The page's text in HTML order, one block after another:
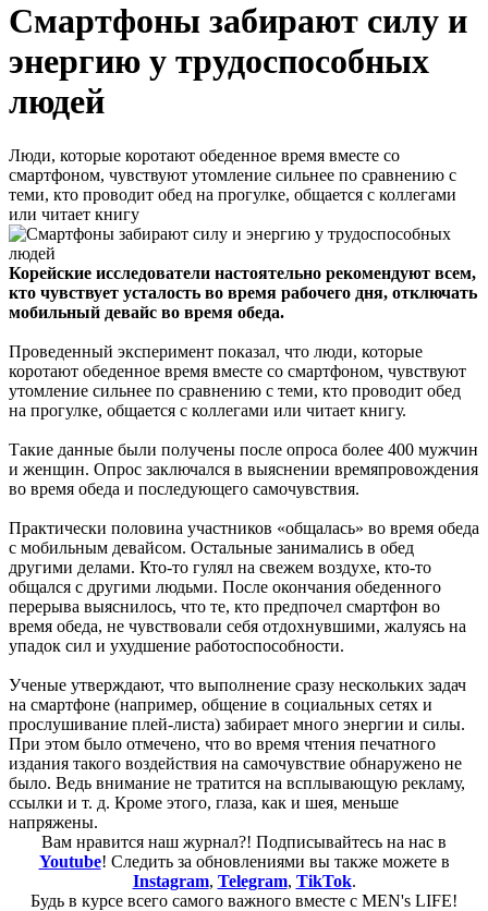
Смартфоны забирают силу и
энергию у трудоспособных
людей
Люди, которые коротают обеденное время вместе со
смартфоном, чувствуют утомление сильнее по сравнению с
теми, кто проводит обед на прогулке, общается с коллегами
или читает книгу
Корейские исследователи настоятельно рекомендуют всем,
кто чувствует усталость во время рабочего дня, отключать
мобильный девайс во время обеда.
Проведенный эксперимент показал, что люди, которые
коротают обеденное время вместе со смартфоном, чувствуют
утомление сильнее по сравнению с теми, кто проводит обед
на прогулке, общается с коллегами или читает книгу.
Такие данные были получены после опроса более 400 мужчин
и женщин. Опрос заключался в выяснении времяпровождения
во время обеда и последующего самочувствия.
Практически половина участников «общалась» во время обеда
с мобильным девайсом. Остальные занимались в обед
другими делами. Кто-то гулял на свежем воздухе, кто-то
общался с другими людьми. После окончания обеденного
перерыва выяснилось, что те, кто предпочел смартфон во
время обеда, не чувствовали себя отдохнувшими, жалуясь на
упадок сил и ухудшение работоспособности.
Ученые утверждают, что выполнение сразу нескольких задач
на смартфоне (например, общение в социальных сетях и
прослушивание плей-листа) забирает много энергии и силы.
При этом было отмечено, что во время чтения печатного
издания такого воздействия на самочувствие обнаружено не
было. Ведь внимание не тратится на всплывающую рекламу,
ссылки и т. д. Кроме этого, глаза, как и шея, меньше
напряжены.
Вам нравится наш журнал?! Подписывайтесь на нас в
Youtube! Следить за обновлениями вы также можете в
Instagram, Telegram, TikTok.
Будь в курсе всего самого важного вместе с MEN's LIFE!